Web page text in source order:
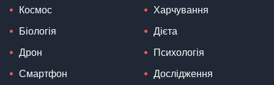
Космос
Біологія
Дрон
Смартфон
Харчування
Дієта
Психологія
Дослідження